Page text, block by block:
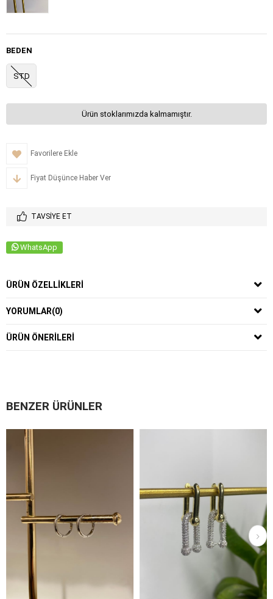
BEDEN
STD
Ürün stoklarımızda kalmamıştır.
Favorilere Ekle
Fiyat Düşünce Haber Ver
TAVSIYE ET
WhatsApp
ÜRÜN ÖZELLIKLERI
YORUMLAR(0)
ÜRÜN ÖNERILERI
BENZER ÜRÜNLER